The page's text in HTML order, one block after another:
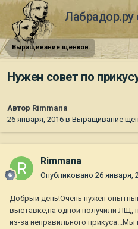
Лабрадор.ру
Выращивание щенков
Нужен совет по
Автор Rimmana
26 января, 2016 в Выращивание
Rimmana
Опубликовано 26 января,
Добрый день!Очень нужен
выставке,на одной получили ЛЩ,
из-за неправильного